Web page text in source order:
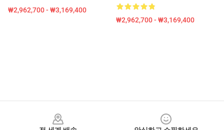
₩2,962,700 - ₩3,169,400
₩2,962,700 - ₩3,169,400